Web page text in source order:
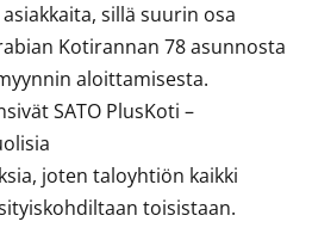
sillä suurin osa
Kotirannan 78 asunnosta
aloittamisesta.
SATO PlusKoti –
joten taloyhtiön kaikki
toisistaan.